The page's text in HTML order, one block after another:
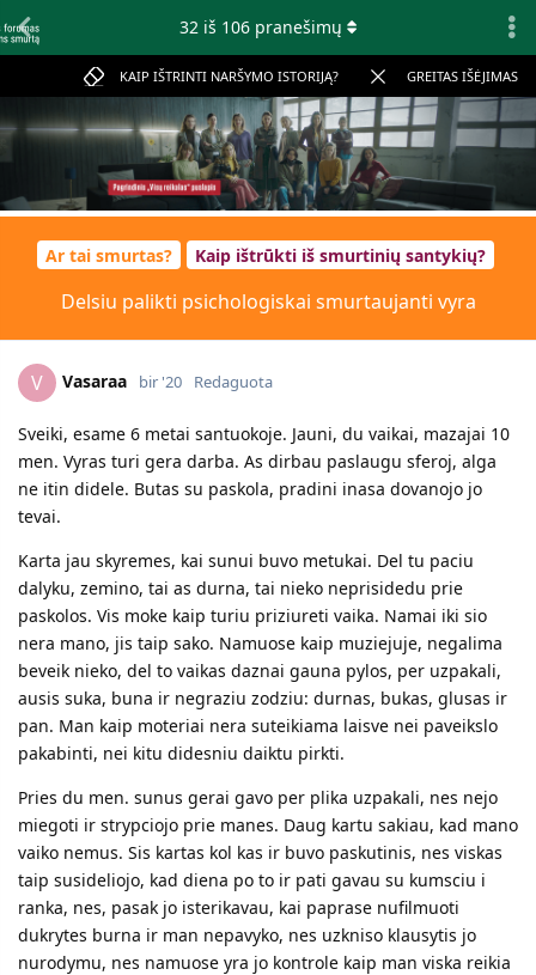
KAIP IŠTRINTI NARŠYMO ISTORIJĄ? GREITAS IŠĖJIMAS
Ar tai smurtas? Kaip ištrūkti iš smurtinių santykių?
Delsiu palikti psichologiskai smurtaujanti vyra
32iš 106pranešimų
V Vasaraa bir '20 Redaguota
Sveiki, esame 6 metai santuokoje. Jauni, du vaikai, mazajai 10
men. Vyras turi gera darba. As dirbau paslaugu sferoj, alga
ne itin didele. Butas su paskola, pradini inasa dovanojo jo
tevai.
Karta jau skyremes, kai sunui buvo metukai. Del tu paciu
dalyku, zemino, tai as durna, tai nieko neprisidedu prie
paskolos. Vis moke kaip turiu priziureti vaika. Namai iki sio
nera mano, jis taip sako. Namuose kaip muziejuje, negalima
beveik nieko, del to vaikas daznai gauna pylos, per uzpakali,
ausis suka, buna ir negraziu zodziu: durnas, bukas, glusas ir
pan. Man kaip moteriai nera suteikiama laisve nei paveikslo
pakabinti, nei kitu didesniu daiktu pirkti.
Pries du men. sunus gerai gavo per plika uzpakali, nes nejo
miegoti ir strypciojo prie manes. Daug kartu sakiau, kad mano
vaiko nemus. Sis kartas kol kas ir buvo paskutinis, nes viskas
taip susideliojo, kad diena po to ir pati gavau su kumsciu i
ranka, nes, pasak jo isterikavau, kai paprase nufilmuoti
dukrytes burna ir man nepavyko, nes uzkniso klausytis jo
nurodymu, nes namuose yra jo kontrole kaip man viska reikia